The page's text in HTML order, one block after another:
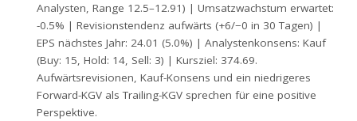
Analysten, Range 12.5–12.91) | Umsatzwachstum erwartet:
-0.5% | Revisionstendenz aufwärts (+6/−0 in 30 Tagen) |
EPS nächstes Jahr: 24.01 (5.0%) | Analystenkonsens: Kauf
(Buy: 15, Hold: 14, Sell: 3) | Kursziel: 374.69.
Aufwärtsrevisionen, Kauf-Konsens und ein niedrigeres
Forward-KGV als Trailing-KGV sprechen für eine positive
Perspektive.